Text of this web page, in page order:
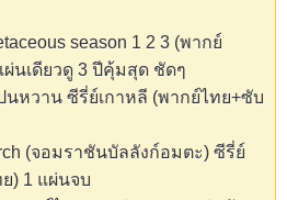
season 1 2 3 (พากย์
นเดียวดู 3 ปีคุ้มสุด ชัดๆ
นหวาน ซีรี่ย์เกาหลี (พากย์ไทย+ซับ
(จอมราชันบัลลังก์อมตะ) ซีรี่ย์
) 1 แผ่นจบ